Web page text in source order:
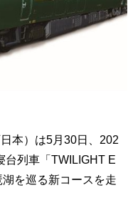
本）は5月30日、202
台列車「TWILIGHT E
を巡る新コースを走